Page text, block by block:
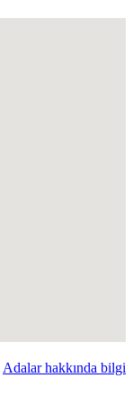
Adalarhakkında bilgi